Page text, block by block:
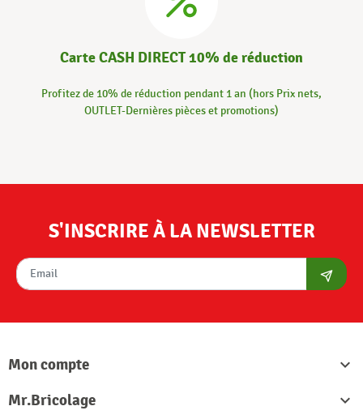
Carte CASH DIRECT 10% de réduction
Profitez de 10% de réduction pendant 1 an (hors Prix nets,
OUTLET-Dernières pièces et promotions)
S'INSCRIRE À LA NEWSLETTER
Mon compte

Mr.Bricolage
